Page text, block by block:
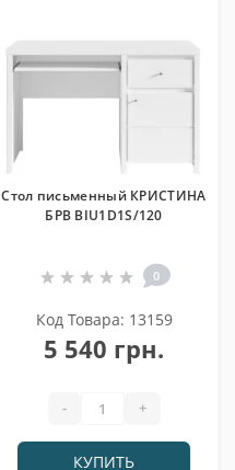
Стол письменный КРИСТИНА
БРВ BIU1D1S/120
0
Код Товара: 13159
5 540 грн.
- +
КУПИТЬ